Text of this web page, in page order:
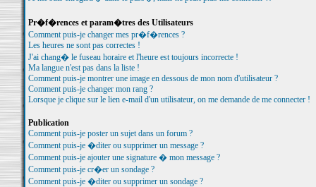
Pr�f�rences et param�tres des Utilisateurs
Comment puis-je changer mes pr�f�rences ?
Les heures ne sont pas correctes !
J'ai chang� le fuseau horaire et l'heure est toujours incorrecte !
Ma langue n'est pas dans la liste !
Comment puis-je montrer une image en dessous de mon nom d'utilisateur ?
Comment puis-je changer mon rang ?
Lorsque je clique sur le lien e-mail d'un utilisateur, on me demande de me connecter !
Publication
Comment puis-je poster un sujet dans un forum ?
Comment puis-je �diter ou supprimer un message ?
Comment puis-je ajouter une signature � mon message ?
Comment puis-je cr�er un sondage ?
Comment puis-je �diter ou supprimer un sondage ?